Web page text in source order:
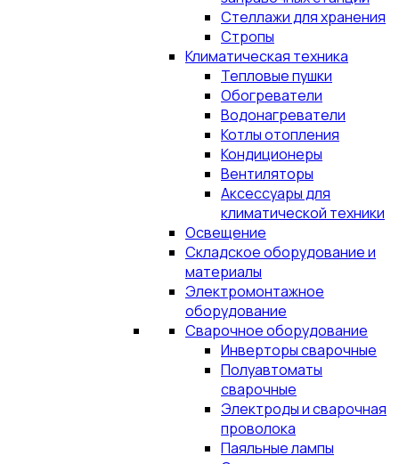
Стеллажи для хранения
Стропы
Климатическая техника
Тепловые пушки
Обогреватели
Водонагреватели
Котлы отопления
Кондиционеры
Вентиляторы
Аксессуары для
климатической техники
Освещение
Складское оборудование и
материалы
Электромонтажное
оборудование
Сварочное оборудование
Инверторы сварочные
Полуавтоматы
сварочные
Электроды и сварочная
проволока
Паяльные лампы